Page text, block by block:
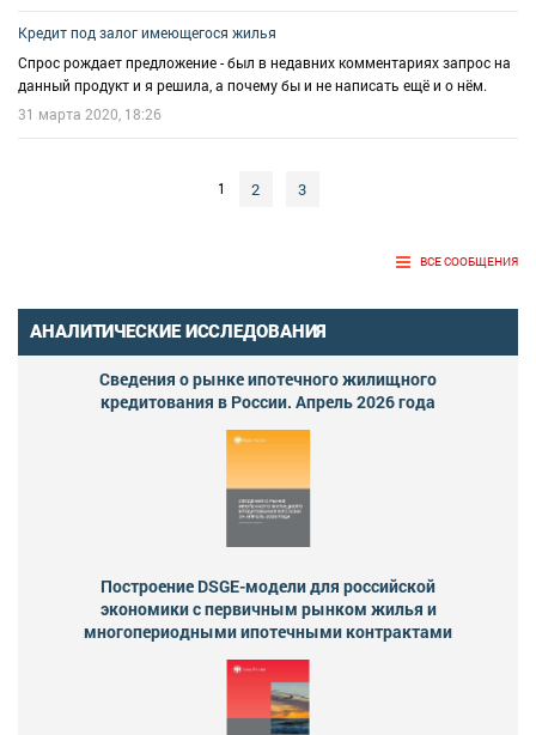
Кредит под залог имеющегося жилья
Спрос рождает предложение - был в недавних комментариях запрос на
данный продукт и я решила, а почему бы и не написать ещё и о нём.
31 марта 2020, 18:26
1 2 3
ВСЕ СООБЩЕНИЯ
АНАЛИТИЧЕСКИЕ ИССЛЕДОВАНИЯ
Сведения о рынке ипотечного жилищного
кредитования в России. Апрель 2026 года
Построение DSGE-модели для российской
экономики с первичным рынком жилья и
многопериодными ипотечными контрактами